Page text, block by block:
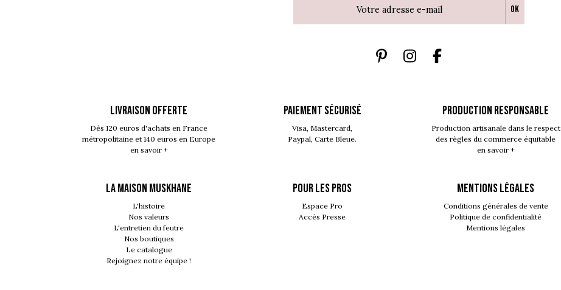
Ok
LIVRAISON OFFERTE
Dès 120 euros d'achats en France
métropolitaine et 140 euros en Europe
en savoir +
PAIEMENT SÉCURISÉ
Visa, Mastercard,
Paypal, Carte Bleue.
PRODUCTION RESPONSABLE
Production artisanale dans le respect
des règles du commerce équitable
en savoir +
LA MAISON MUSKHANE
L'histoire
Nos valeurs
L'entretien du feutre
Nos boutiques
Le catalogue
Rejoignez notre équipe !
POUR LES PROS
Espace Pro
Accès Presse
MENTIONS LÉGALES
Conditions générales de vente
Politique de confidentialité
Mentions légales